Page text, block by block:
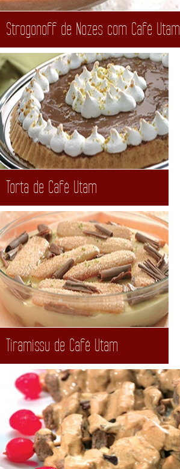
Strogonoff de Nozes com Café Utam
Torta de Café Utam
Tiramissu de Café Utam